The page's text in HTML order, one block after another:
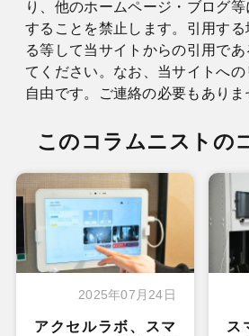
り、他のホームページ・ブログ
することを禁止します。引用す
る等して当サイトからの引用で
てください。なお、当サイトへ
自由です。ご連絡の必要もありま
このコラムニストの
2025年07月24日
アクセルラボ、スマ
ス